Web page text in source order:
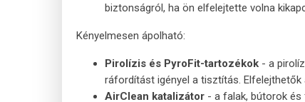
biztonságról, ha ön elfelejtette volna
Kényelmesen ápolható:
Pirolízis és PyroFit-tartozékok - a
ráfordítást igényel a tisztítás.
AirClean katalizátor - a falak, bútorok és